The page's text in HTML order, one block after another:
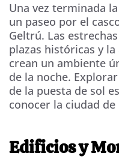
Una vez terminada
un paseo por el
Geltrú. Las
plazas históricas y
crean un ambiente
de la noche.
de la puesta de sol
conocer la ciudad
Edificios y